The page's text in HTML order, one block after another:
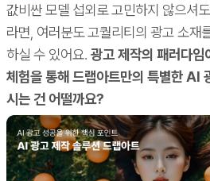
값비싼 모델 섭외로 고민하지 않으셔
라면, 여러분도 고퀄리티의 광고 소재
하실 수 있어요. 광고 제작의 패러다임
체험을 통해 드랩아트만의 특별한 AI
시는 건 어떨까요?